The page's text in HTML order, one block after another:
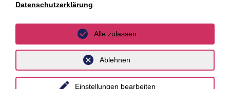
unyer
China
Datenschutzerklärung
Einstellungen bearbeiten
Ablehnen
Alle zulassen